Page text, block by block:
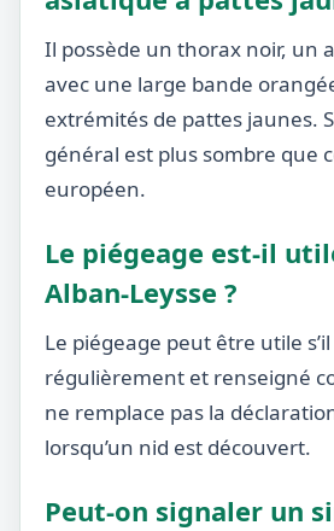
Il possède un thorax noir, un
avec une large bande
extrémités de pattes jaunes.
général est plus sombre que
européen.
Le piégeage est-il
Alban-Leysse ?
Le piégeage peut être utile
régulièrement et renseigné
ne remplace pas la
lorsqu’un nid est découvert.
Peut-on signaler un